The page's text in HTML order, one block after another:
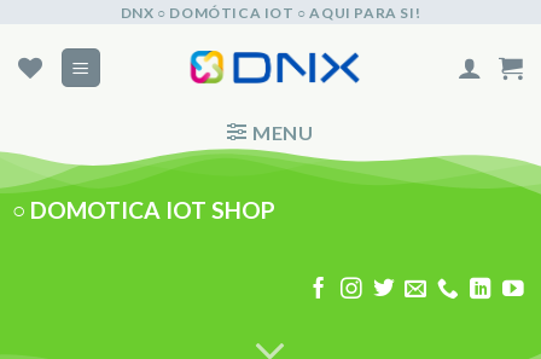
content
DNX ○ DOMÓTICA IOT ○ AQUI PARA SI!
MENU
○ DOMOTICA IOT SHOP